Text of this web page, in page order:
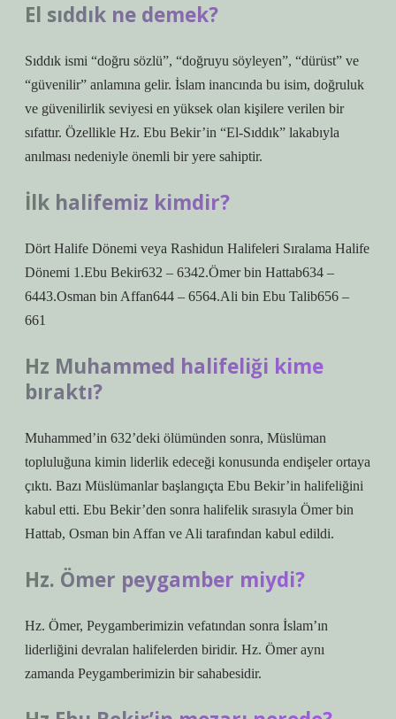
El sıddık ne demek?
Sıddık ismi “doğru sözlü”, “doğruyu söyleyen”, “dürüst” ve
“güvenilir” anlamına gelir. İslam inancında bu isim, doğruluk
ve güvenilirlik seviyesi en yüksek olan kişilere verilen bir
sıfattır. Özellikle Hz. Ebu Bekir’in “El-Sıddık” lakabıyla
anılması nedeniyle önemli bir yere sahiptir.
İlk halifemiz kimdir?
Dört Halife Dönemi veya Rashidun Halifeleri Sıralama Halife
Dönemi 1.Ebu Bekir632 – 6342.Ömer bin Hattab634 –
6443.Osman bin Affan644 – 6564.Ali bin Ebu Talib656 –
661
Hz Muhammed halifeliği kime
bıraktı?
Muhammed’in 632’deki ölümünden sonra, Müslüman
topluluğuna kimin liderlik edeceği konusunda endişeler ortaya
çıktı. Bazı Müslümanlar başlangıçta Ebu Bekir’in halifeliğini
kabul etti. Ebu Bekir’den sonra halifelik sırasıyla Ömer bin
Hattab, Osman bin Affan ve Ali tarafından kabul edildi.
Hz. Ömer peygamber miydi?
Hz. Ömer, Peygamberimizin vefatından sonra İslam’ın
liderliğini devralan halifelerden biridir. Hz. Ömer aynı
zamanda Peygamberimizin bir sahabesidir.